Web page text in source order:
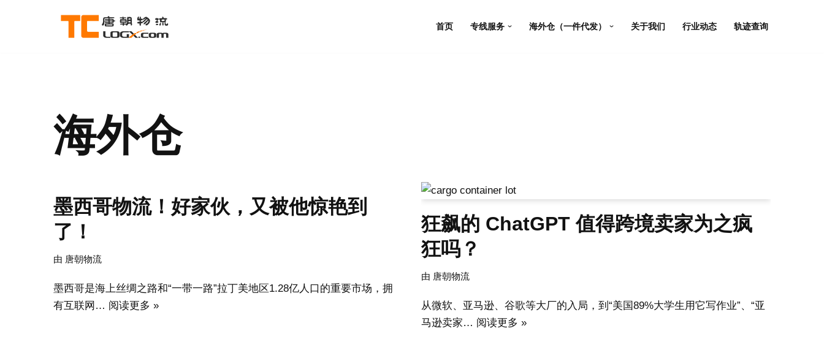
首页 专线服务 海外仓（一件代发） 关于我们 行业动态 轨迹查询
海外仓
墨西哥物流！好家伙，又被他惊艳到
了！
由 唐朝物流
墨西哥是海上丝绸之路和“一带一路”拉丁美地区1.28亿人口的重要市场，拥
有互联网… 阅读更多 »
狂飙的 ChatGPT 值得跨境卖家为之疯
狂吗？
由 唐朝物流
从微软、亚马逊、谷歌等大厂的入局，到“美国89%大学生用它写作业”、“亚
马逊卖家… 阅读更多 »